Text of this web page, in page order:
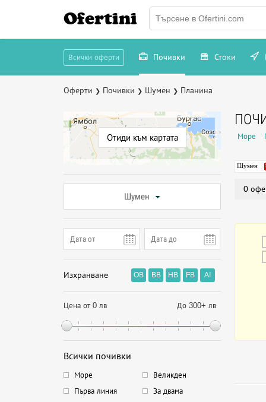
Ofertini
Всички оферти Почивки Стоки
Оферти ❯ Почивки ❯ Шумен ❯ Планина
Отиди към картата
Шумен
Изхранване OB BB HB FB AI
Цена от 0 лв До 300+ лв
Всички почивки
Море
Великден
Първа линия
За двама
Море
Шумен
0